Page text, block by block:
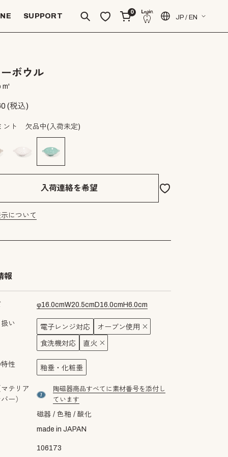
SUPPORT
0
JP / EN
ボウル
m'
(税込)
ント 欠品中(入荷未定)
入荷連絡を希望
について
報
φ16.0cmW20.5cm D16.0cm H6.0cm
い 電子レンジ対応 オーブン使用
食洗機対応 直火
性 釉垂・化粧垂
テリア
ー）
material number7
陶磁器商品すべてに素材番号を添付し
ています
磁器 色釉
酸化
made in JAPAN
106173